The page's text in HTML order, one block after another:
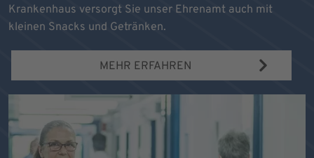
Krankenhaus versorgt Sie unser Ehrenamt auch mit
kleinen Snacks und Getränken.
MEHR ERFAHREN